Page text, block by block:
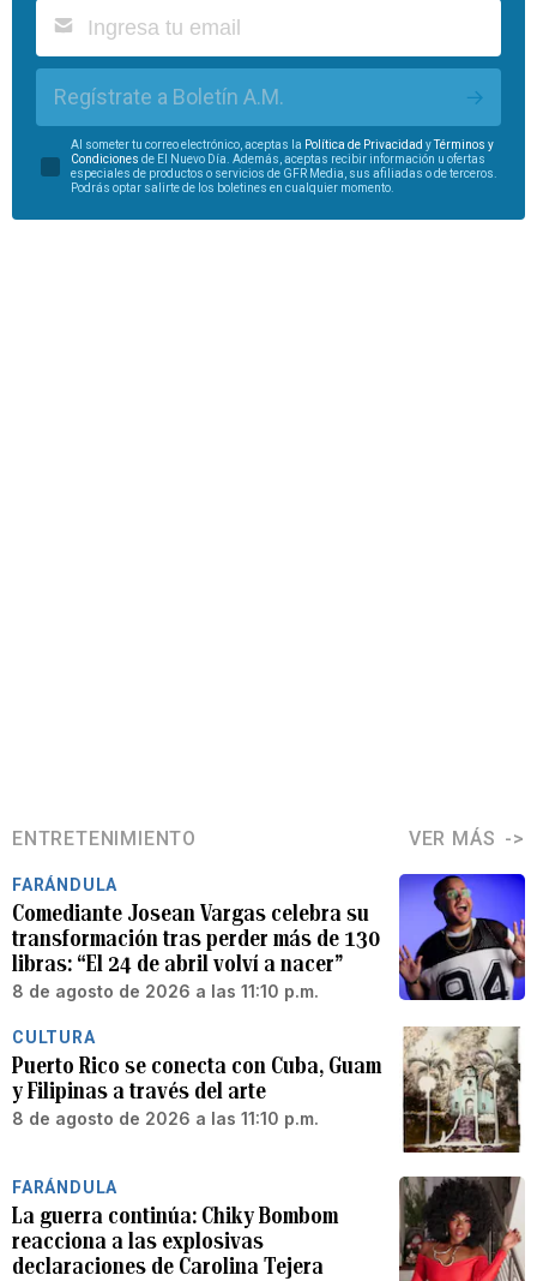
Regístrate a Boletín A.M.
Al someter tu correo electrónico, aceptas la Política de Privacidad yTérminos y
Condiciones de El Nuevo Día. Además, aceptas recibir información u ofertas
especiales de productos o servicios de GFR Media, sus afiliadas o de terceros.
Podrás optar salirte de los boletines en cualquier momento.
ENTRETENIMIENTO VER MÁS
FARÁNDULA
Comediante Josean Vargas celebra su
transformación tras perder más de 130
libras: “El 24 de abril volví a nacer”
8 de agosto de 2026 a las 11:10 p.m.
CULTURA
Puerto Rico se conecta con Cuba, Guam
y Filipinas a través del arte
8 de agosto de 2026 a las 11:10 p.m.
FARÁNDULA
La guerra continúa: Chiky Bombom
reacciona a las explosivas
declaraciones de Carolina Tejera